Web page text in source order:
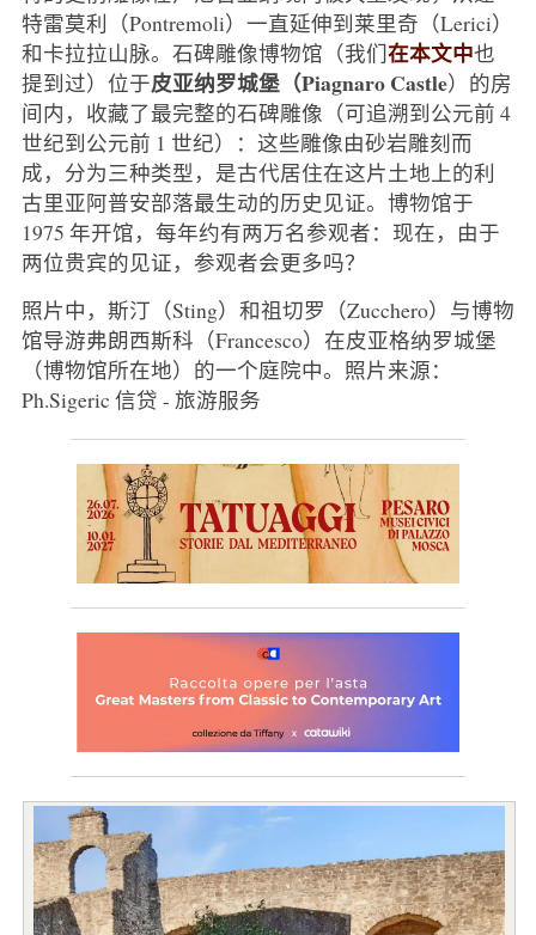
特雷莫利（Pontremoli）一直延伸到莱里奇（Lerici）
和卡拉拉山脉。石碑雕像博物馆（我们在本文中也
提到过）位于皮亚纳罗城堡（Piagnaro Castle）的房
间内，收藏了最完整的石碑雕像（可追溯到公元前 4
世纪到公元前 1 世纪）：这些雕像由砂岩雕刻而
成，分为三种类型，是古代居住在这片土地上的利
古里亚阿普安部落最生动的历史见证。博物馆于
1975 年开馆，每年约有两万名参观者：现在，由于
两位贵宾的见证，参观者会更多吗？
照片中，斯汀（Sting）和祖切罗（Zucchero）与博物
馆导游弗朗西斯科（Francesco）在皮亚格纳罗城堡
（博物馆所在地）的一个庭院中。照片来源：
Ph.Sigeric 信贷 - 旅游服务